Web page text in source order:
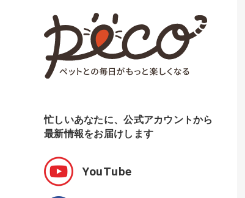
忙しいあなたに、公式アカウントから
最新情報をお届けします
YouTube